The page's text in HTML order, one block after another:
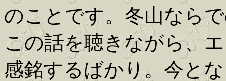
のことです。冬山なら
この話を聴きながら、
感銘するばかり。今と